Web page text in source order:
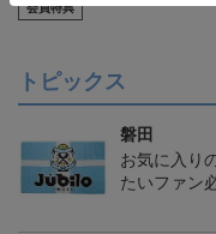
会員特典
トピックス
磐田
お気に入り
たいファン